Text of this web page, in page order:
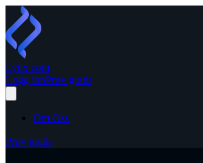
Lytix.com
Logg innPrøv gratis
Om Oss
Prøv gratis